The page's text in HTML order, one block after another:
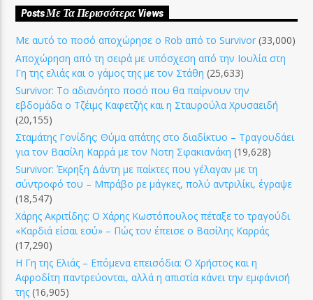
Posts Με Τα Περισσότερα Views
Με αυτό το ποσό αποχώρησε ο Rob από το Survivor (33,000)
Αποχώρηση από τη σειρά με υπόσχεση από την Ιουλία στη
Γη της ελιάς και ο γάμος της με τον Στάθη (25,633)
Survivor: Το αδιανόητο ποσό που θα παίρνουν την
εβδομάδα ο Τζέιμς Καφετζής και η Σταυρούλα Χρυσαειδή
(20,155)
Σταμάτης Γονίδης: Θύμα απάτης στο διαδίκτυο – Τραγουδάει
για τον Βασίλη Καρρά με τον Νοτη Σφακιανάκη (19,628)
Survivor: Έκρηξη Δάντη με παίκτες που γέλαγαν με τη
σύντροφό του – Μπράβο ρε μάγκες, πολύ αντριλίκι, έγραψε
(18,547)
Χάρης Ακριτίδης: Ο Χάρης Κωστόπουλος πέταξε το τραγούδι
«Καρδιά είσαι εσύ» – Πώς τον έπεισε ο Βασίλης Καρράς
(17,290)
Η Γη της Ελιάς – Επόμενα επεισόδια: Ο Χρήστος και η
Αφροδίτη παντρεύονται, αλλά η απιστία κάνει την εμφάνισή
της (16,905)